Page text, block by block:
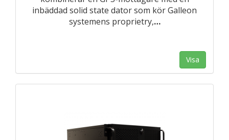
inbäddad solid state dator som kör Galleon
systemens proprietry,…
Visa